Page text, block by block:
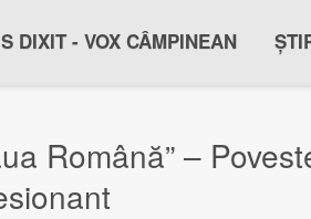
DIXIT - VOX CÂMPINEAN
Română” –